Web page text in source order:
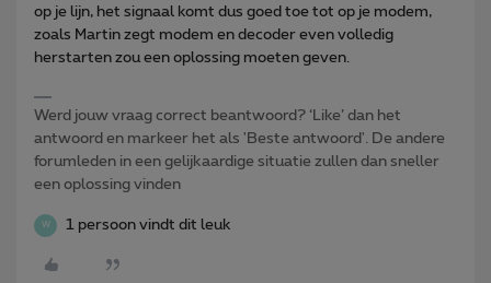
op je lijn, het signaal komt dus goed toe tot op je modem,
zoals Martin zegt modem en decoder even volledig
herstarten zou een oplossing moeten geven.
Werd jouw vraag correct beantwoord? ‘Like’ dan het
antwoord en markeer het als 'Beste antwoord'. De andere
forumleden in een gelijkaardige situatie zullen dan sneller
een oplossing vinden
W 1 persoon vindt dit leuk